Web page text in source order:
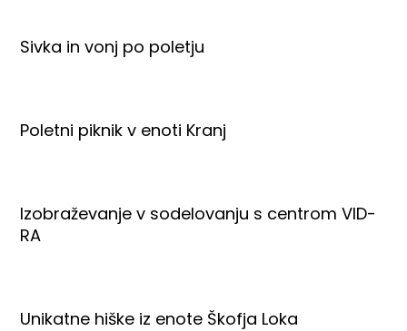
Sivka in vonj po poletju
Poletni piknik v enoti Kranj
Izobraževanje v sodelovanju s centrom VID-
RA
Unikatne hiške iz enote Škofja Loka